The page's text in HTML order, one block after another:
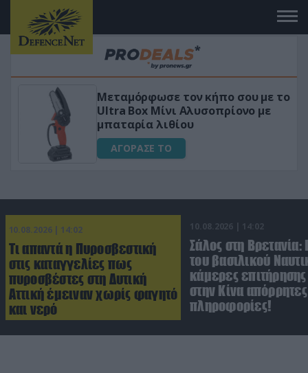
Μεταμόρφωσε τον κήπο σου με το
Ultra Box Μίνι Αλυσοπρίονο με
μπαταρία λιθίου
ΑΓΟΡΑΣΕ ΤΟ
10.08.2026 | 14:02
Τι απαντά η Πυροσβεστική
στις καταγγελίες πως
πυροσβέστες στη Δυτική
Αττική έμειναν χωρίς φαγητό
και νερό
10.08.2026 | 14:02
Σάλος στη Βρετανία:
του βασιλικού
κάμερες
στην Κίνα απόρρητες
πληροφορίες!